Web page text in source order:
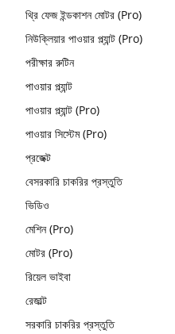
থ্রি ফেজ ইন্ডকাশন মোটর (Pro)
নিউক্লিয়ার পাওয়ার প্ল্যান্ট (Pro)
পরীক্ষার রুটিন
পাওয়ার প্ল্যান্ট
পাওয়ার প্ল্যান্ট (Pro)
পাওয়ার সিস্টেম (Pro)
প্রজেক্ট
বেসরকারি চাকরির প্রস্তুতি
ভিডিও
মেশিন (Pro)
মোটর (Pro)
রিয়েল ভাইবা
রেজাল্ট
সরকারি চাকরির প্রস্তুতি